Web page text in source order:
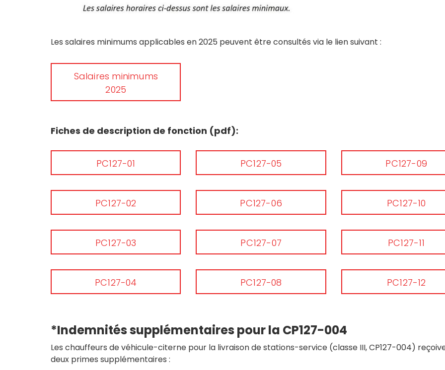
Les salaires minimums applicables en 2025 peuvent être consultés via le lien suivant :
Salaires minimums
2025
Fiches de description de fonction (pdf):
PC127-01
PC127-02
PC127-03
PC127-04
PC127-05
PC127-06
PC127-07
PC127-08
PC127-09
PC127-10
PC127-11
PC127-12
*Indemnités supplémentaires pour la CP127-004
Les chauffeurs de véhicule-citerne pour la livraison de stations-service (classe III, CP127-004)
deux primes supplémentaires :